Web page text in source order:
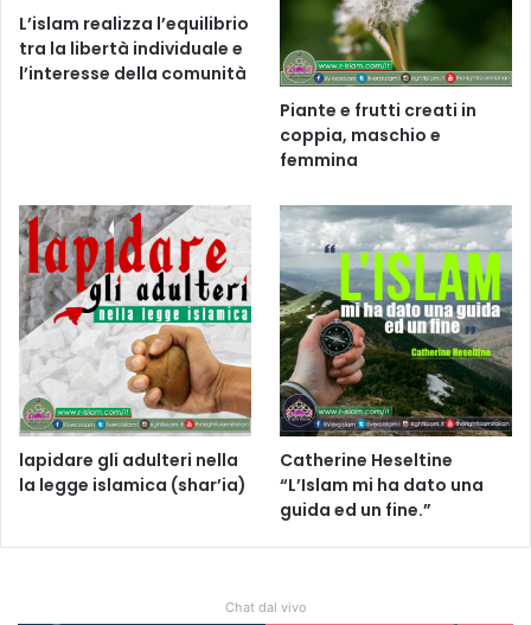
L’islam realizza l’equilibrio
tra la libertà individuale e
l’interesse della comunità
Piante e frutti creati in
coppia, maschio e
femmina
lapidare gli adulteri nella
la legge islamica (shar’ia)
Catherine Heseltine
“L’Islam mi ha dato una
guida ed un fine.”
Chat dal vivo